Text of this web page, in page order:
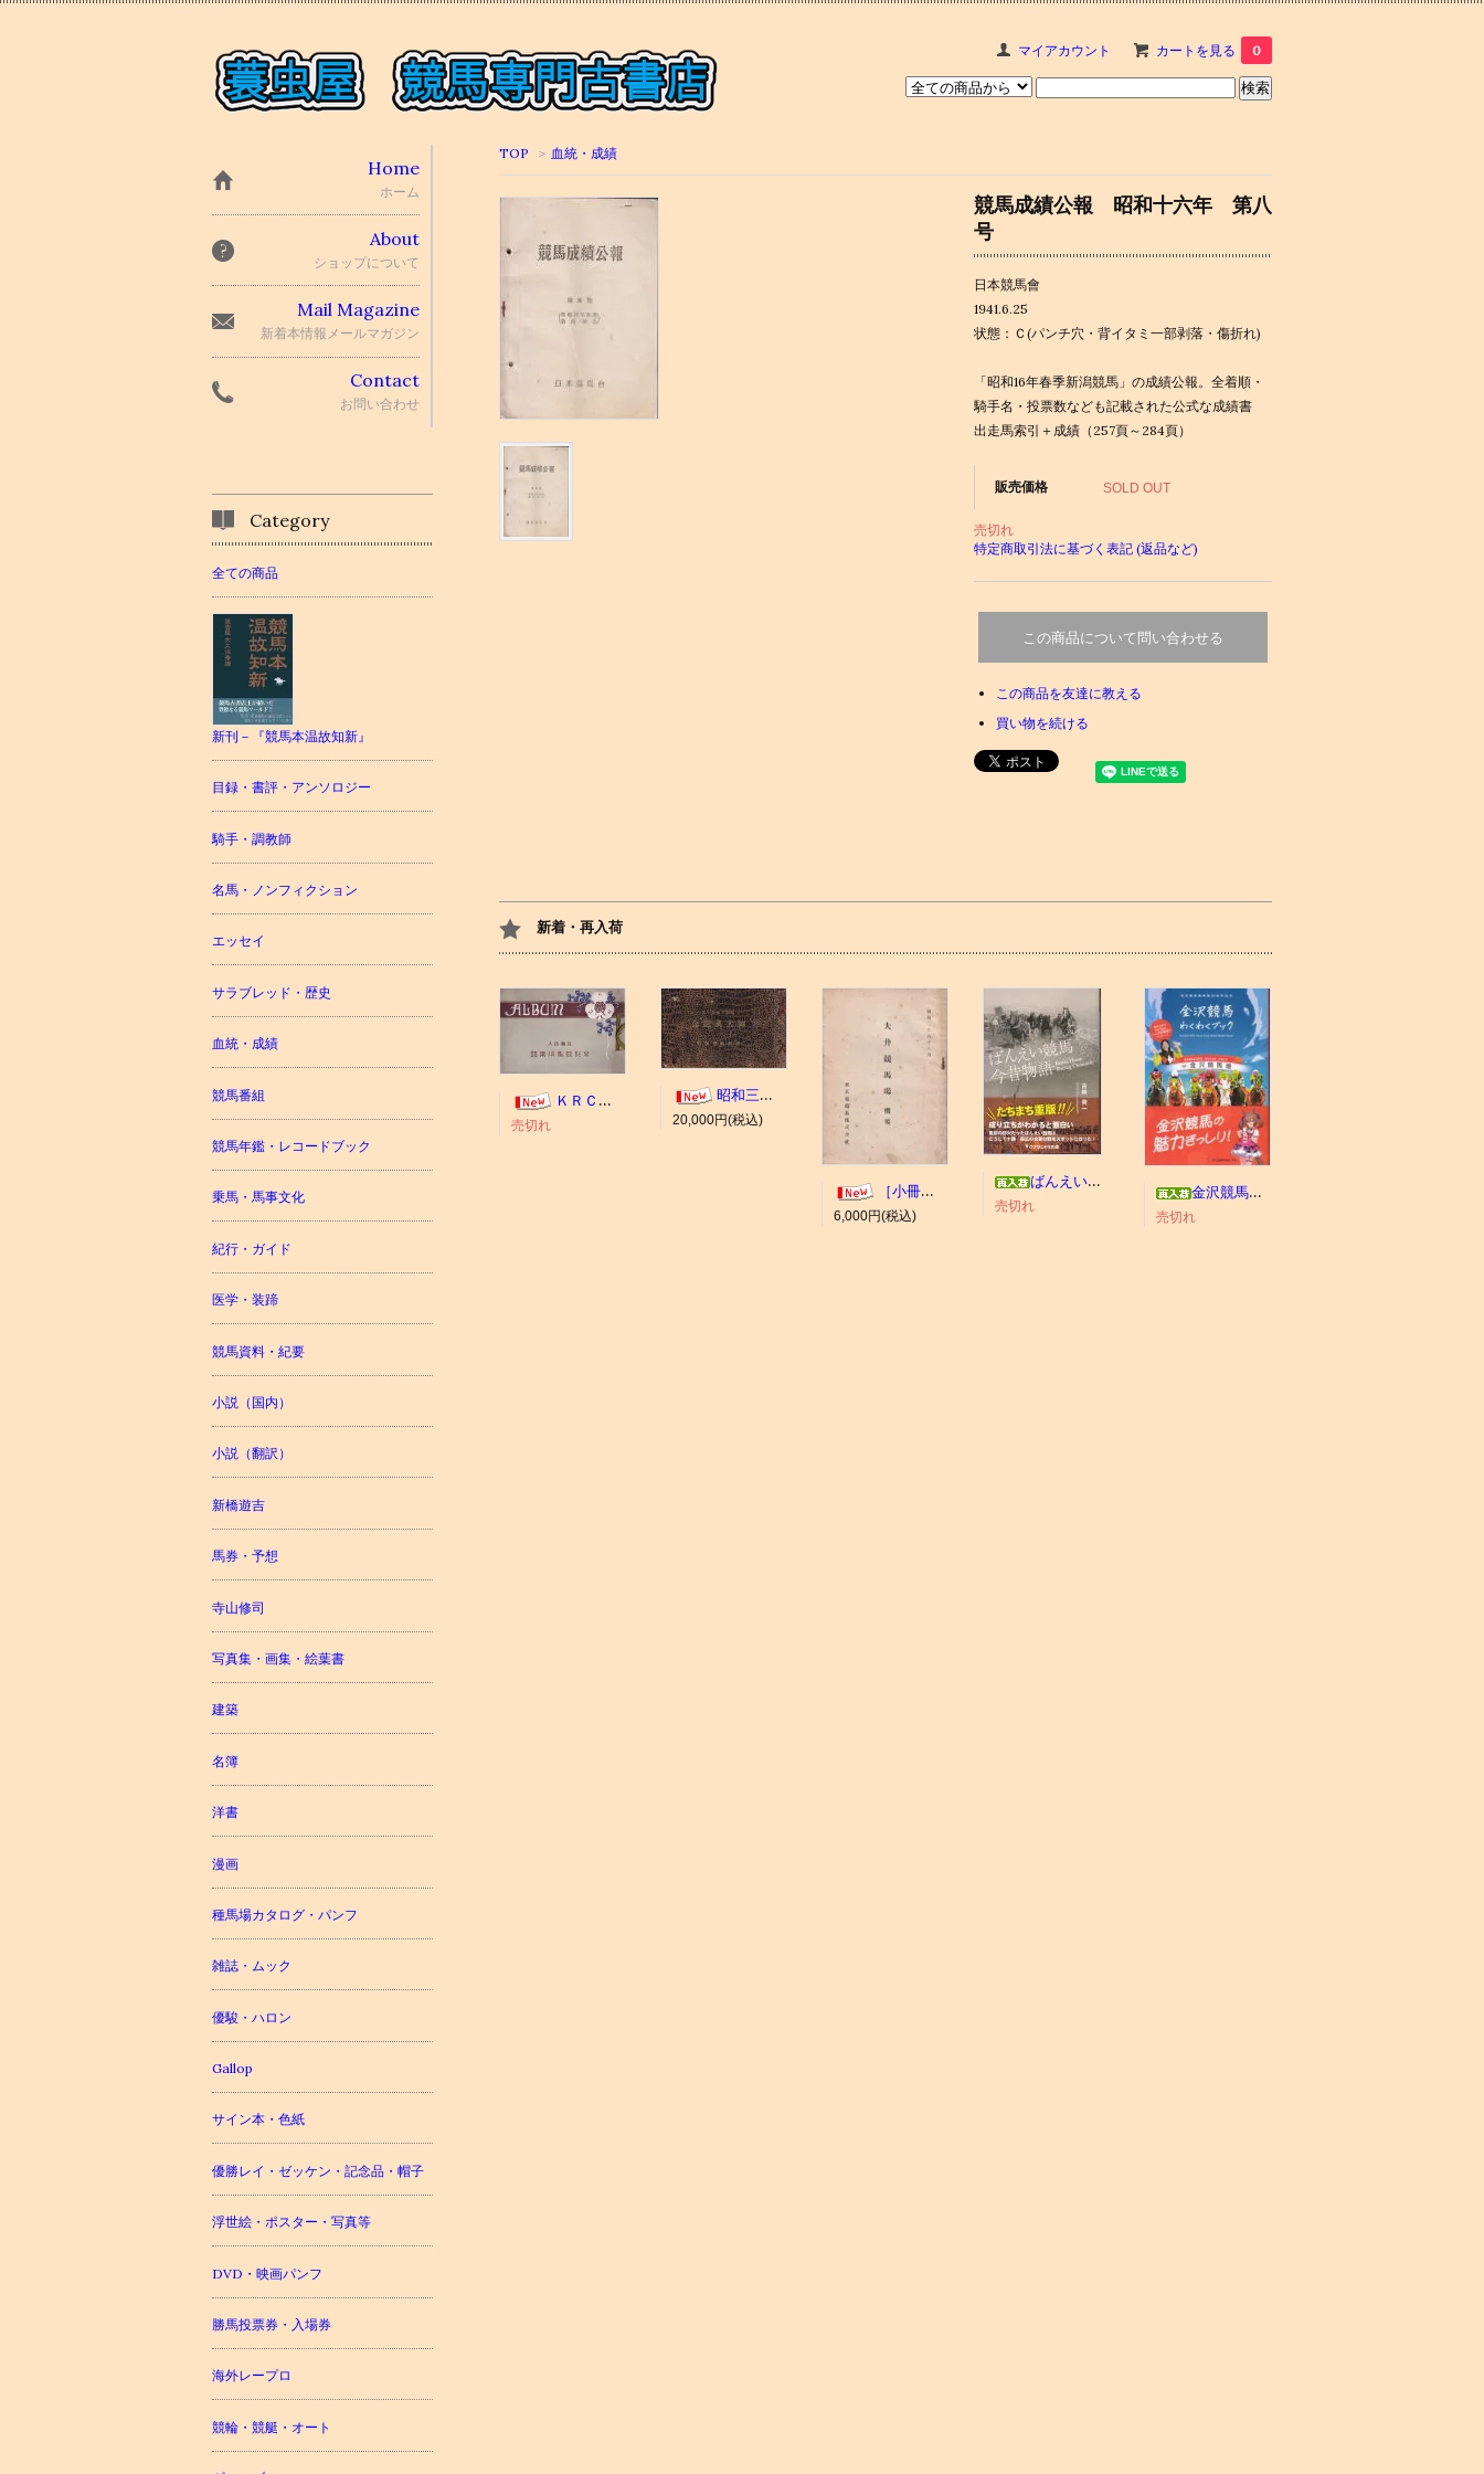
マイアカウント カートを見る 0
TOP > 血統・成績
競馬成績公報 昭和十六年 第八
号
日本競馬會
1941.6.25
状態：Ｃ(パンチ穴・背イタミ一部剥落・傷折れ)
「昭和16年春季新潟競馬」の成績公報。全着順・
騎手名・投票数なども記載された公式な成績書
出走馬索引＋成績（257頁～284頁）
販売価格 SOLD OUT
売切れ
特定商取引法に基づく表記 (返品など)
この商品について問い合わせる
この商品を友達に教える
買い物を続ける
新着・再入荷
ＫＲＣ ＡＬＢＵＭ（京都競馬場写真帖）
売切れ
昭和三年十一月 御大典記念
20,000円(税込)
［小冊子］大井競馬場 概要
6,000円(税込)
ばんえい競馬今昔物語
売切れ
金沢競馬わくわくブック
売切れ
Home
ホーム
About
ショップについて
Mail Magazine
新着本情報メールマガジン
Contact
お問い合わせ
Category
全ての商品
新刊－『競馬本温故知新』
目録・書評・アンソロジー
騎手・調教師
名馬・ノンフィクション
エッセイ
サラブレッド・歴史
血統・成績
競馬番組
競馬年鑑・レコードブック
乗馬・馬事文化
紀行・ガイド
医学・装蹄
競馬資料・紀要
小説（国内）
小説（翻訳）
新橋遊吉
馬券・予想
寺山修司
写真集・画集・絵葉書
建築
名簿
洋書
漫画
種馬場カタログ・パンフ
雑誌・ムック
優駿・ハロン
Gallop
サイン本・色紙
優勝レイ・ゼッケン・記念品・帽子
浮世絵・ポスター・写真等
DVD・映画パンフ
勝馬投票券・入場券
海外レープロ
競輪・競艇・オート